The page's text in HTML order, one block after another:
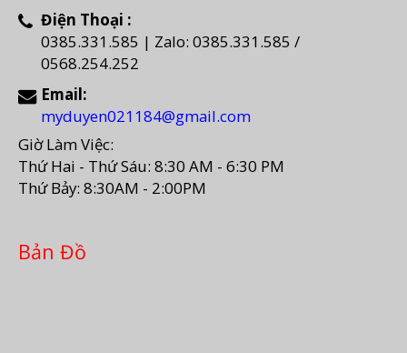
Điện Thoại :
0385.331.585 | Zalo: 0385.331.585 /
0568.254.252
Email:
myduyen021184@gmail.com
Giờ Làm Việc:
Thứ Hai - Thứ Sáu: 8:30 AM - 6:30 PM
Thứ Bảy: 8:30AM - 2:00PM
Bản Đồ